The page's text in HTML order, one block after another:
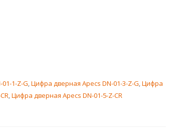
1-Z-G,Цифра дверная Apecs DN-01-3-Z-G,Цифра
,Цифра дверная Apecs DN-01-5-Z-CR